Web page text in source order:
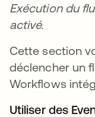
Exécution du
activé.
Cette section
déclencher un
Workflows
Utiliser des